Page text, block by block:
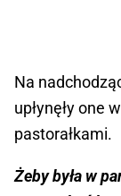
Na
upłynęły one
pastorałkami.
Żeby była w